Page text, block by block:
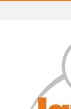
IGUAÍ E